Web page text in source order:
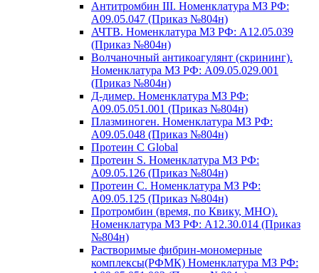
Антитромбин III. Номенклатура МЗ РФ:
A09.05.047 (Приказ №804н)
АЧТВ. Номенклатура МЗ РФ: A12.05.039
(Приказ №804н)
Волчаночный антикоагулянт (скрининг).
Номенклатура МЗ РФ: A09.05.029.001
(Приказ №804н)
Д-димер. Номенклатура МЗ РФ:
A09.05.051.001 (Приказ №804н)
Плазминоген. Номенклатура МЗ РФ:
A09.05.048 (Приказ №804н)
Протеин C Global
Протеин S. Номенклатура МЗ РФ:
A09.05.126 (Приказ №804н)
Протеин С. Номенклатура МЗ РФ:
A09.05.125 (Приказ №804н)
Протромбин (время, по Квику, МНО).
Номенклатура МЗ РФ: A12.30.014 (Приказ
№804н)
Растворимые фибрин-мономерные
комплексы(РФМК) Номенклатура МЗ РФ: